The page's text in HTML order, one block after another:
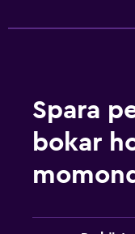
Spara
bokar